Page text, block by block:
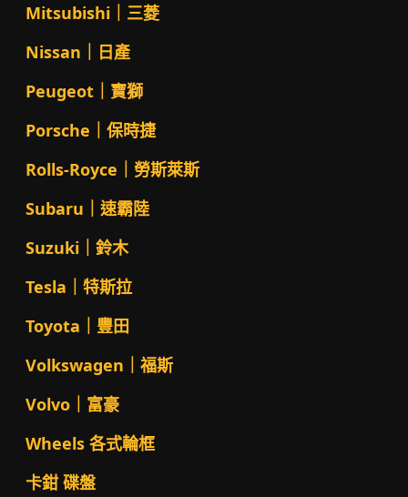
Mitsubishi｜三菱
Nissan｜日產
Peugeot｜寶獅
Porsche｜保時捷
Rolls-Royce｜勞斯萊斯
Subaru｜速霸陸
Suzuki｜鈴木
Tesla｜特斯拉
Toyota｜豐田
Volkswagen｜福斯
Volvo｜富豪
Wheels 各式輪框
卡鉗 碟盤